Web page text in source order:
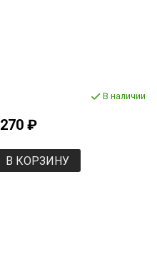
В наличии
270 ₽
В КОРЗИНУ